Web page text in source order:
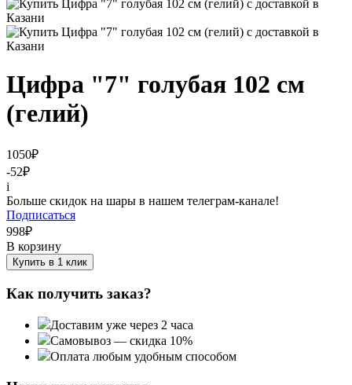
Цифра "7" голубая 102 см
(гелий)
1050₽
-52₽
i
Больше скидок на шары в нашем телеграм-канале!
Подписаться
998₽
В корзину
Купить в 1 клик
Как получить заказ?
Доставим уже через 2 часа
Самовывоз — скидка 10%
Оплата любым удобным способом